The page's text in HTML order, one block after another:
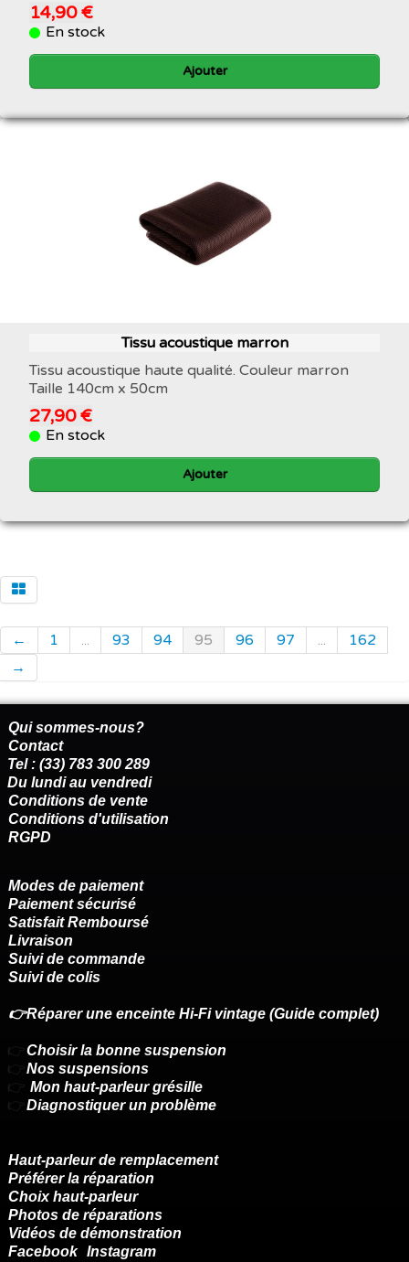
14,90 €
En stock
Ajouter
Tissu acoustique marron
Tissu acoustique haute qualité. Couleur marron
Taille 140cm x 50cm
27,90 €
En stock
Ajouter
← 1 ... 93 94 95 96 97 ...
162
→
Qui sommes-nous?
Contact
Tel : (33) 783 300 289
Du lundi au vendredi
Conditions de vente
Conditions d'utilisation
RGPD
Modes de paiement
Paiement sécurisé
Satisfait Remboursé
Livraison
Suivi de commande
Suivi de colis
👉Réparer une enceinte Hi-Fi vintage (Guide complet)
👉 Choisir la bonne suspension
👉 Nos suspensions
👉 Mon haut-parleur grésille
👉 Diagnostiquer un problème
Haut-parleur de remplacement
Préférer la réparation
Choix haut-parleur
Photos de réparations
Vidéos de démonstration
Facebook Instagram